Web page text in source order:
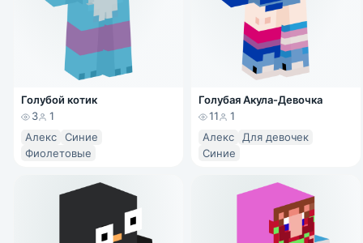
Голубой котик
3
1
Алекс
Синие
Фиолетовые
Голубая Акула-Девочка
11
1
Алекс
Для девочек
Синие